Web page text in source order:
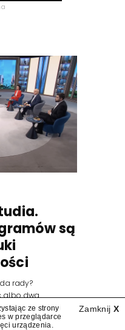
są
rady?
albo dwa.
sztuki
Zamknij X
ze strony
w przeglądarce
urządzenia.